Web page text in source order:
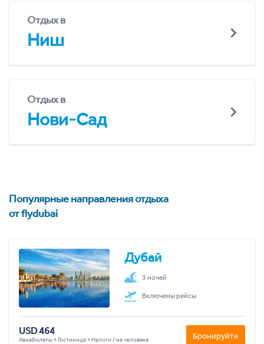
Отдых в
Ниш
Отдых в
Нови-Сад
Популярные направления отдыха
от flydubai
Дубай
3 ночей
Включены рейсы
USD 464
Авиабилеты + Гостиница + Налоги / на человека Бронируйте